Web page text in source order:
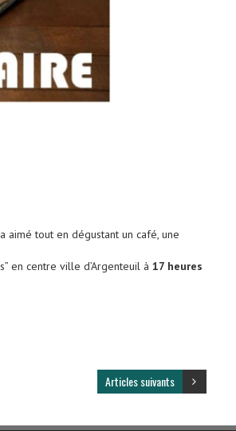
aimé tout en dégustant un café, une
en centre ville d’Argenteuil à 17 heures
Articles suivants